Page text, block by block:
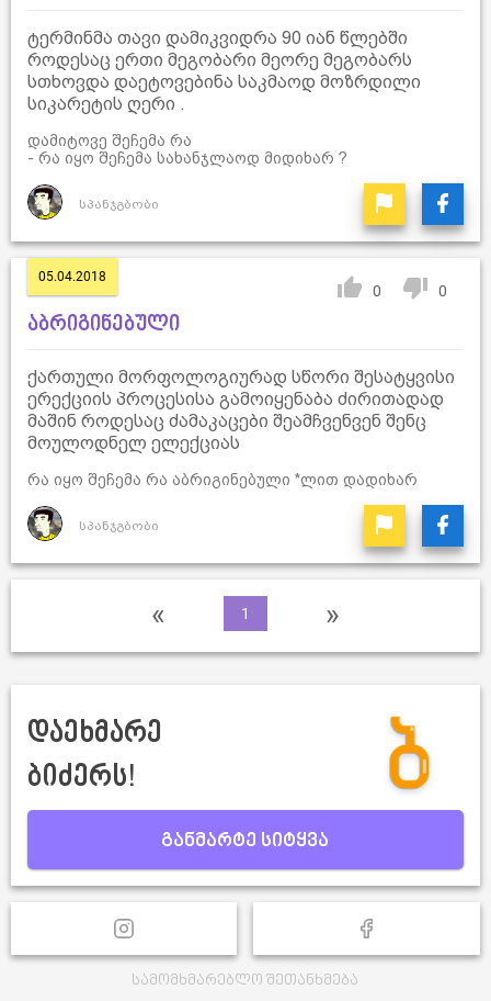
ტერმინმა თავი დამიკვიდრა 90 იან წლებში
როდესაც ერთი მეგობარი მეორე მეგობარს
სთხოვდა დაეტოვებინა საკმაოდ მოზრდილი
სიკარეტის ღერი .
დამიტოვე შეჩემა რა
- რა იყო შეჩემა სახანჯლაოდ მიდიხარ ?
სპანჯგბობი
05.04.2018
0 0
აბრიგინებული
ქართული მორფოლოგიურად სწორი შესატყვისი
ერექციის პროცესისა გამოიყენაბა ძირითადად
მაშინ როდესაც ძამაკაცები შეამჩვენვენ შენც
მოულოდნელ ელექციას
რა იყო შეჩემა რა აბრიგინებული *ლით დადიხარ
სპანჯგბობი
« 1 »
დაეხმარე
ბიძერს!
განმარტე სიტყვა
სამომხმარებლო შეთანხმება